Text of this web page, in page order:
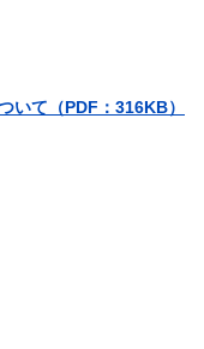
いて（PDF：316KB）